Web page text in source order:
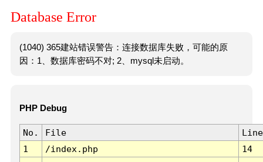
Database Error
(1040) 365建站错误警告：连接数据库失败，可能的原
因：1、数据库密码不对; 2、mysql未启动。
PHP Debug
No. File
Line
1
/index.php 14